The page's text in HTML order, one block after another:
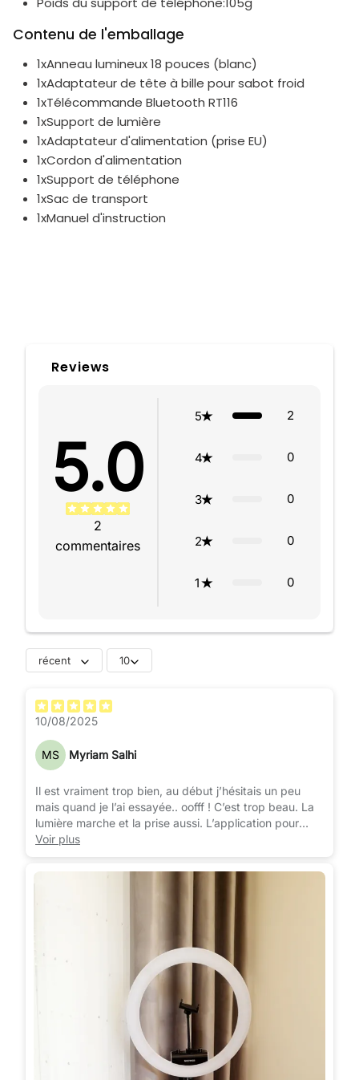
Contenu de l'emballage
1xAnneau lumineux 18 pouces (blanc)
1xAdaptateur de tête à bille pour sabot froid
1xTélécommande Bluetooth RT116
1xSupport de lumière
1xAdaptateur d'alimentation (prise EU)
1xCordon d'alimentation
1xSupport de téléphone
1xSac de transport
1xManuel d'instruction
Reviews
5.0
2
commentaires
5 2
4 0
3 0
2 0
1 0
récent 10
10/08/2025
MS Myriam Salhi
Il est vraiment trop bien, au début j’hésitais un peu
mais quand je l’ai essayée.. oofff ! C’est trop beau. La
lumière marche et la prise aussi. L’application pour
contrôler l’éclairage et la couleur ! Fonceeeeezz !
Voir plus